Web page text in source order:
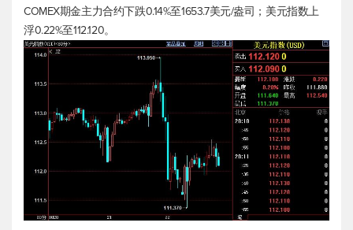
COMEX期金主力合约下跌0.14%至1653.7美元/盎司； 美元指数上
浮0.22%至112.120。